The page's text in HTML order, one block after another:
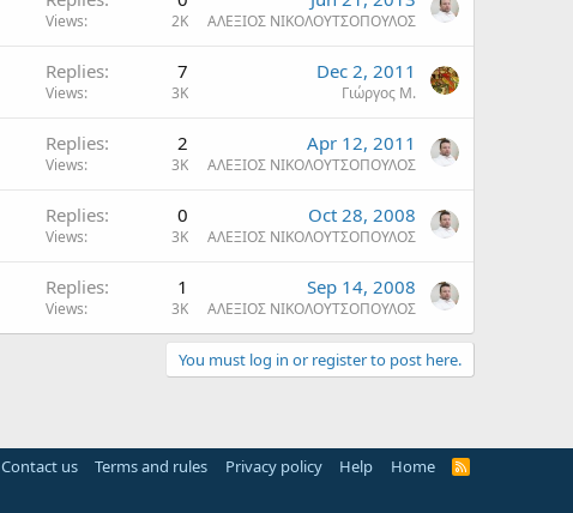
Views 2K ΑΛΕΞΙΟΣ ΝΙΚΟΛΟΥΤΣΟΠΟΥΛΟΣ
Replies 7
Views 3K
Dec 2, 2011
Γιώργος Μ.
Replies 2
Views 3K
Apr 12, 2011
ΑΛΕΞΙΟΣ ΝΙΚΟΛΟΥΤΣΟΠΟΥΛΟΣ
Replies 0
Views 3K
Oct 28, 2008
ΑΛΕΞΙΟΣ ΝΙΚΟΛΟΥΤΣΟΠΟΥΛΟΣ
Replies 1
Views 3K
Sep 14, 2008
ΑΛΕΞΙΟΣ ΝΙΚΟΛΟΥΤΣΟΠΟΥΛΟΣ
You must log in or register to post here.
Contact us Terms and rules Privacy policy Help Home
R